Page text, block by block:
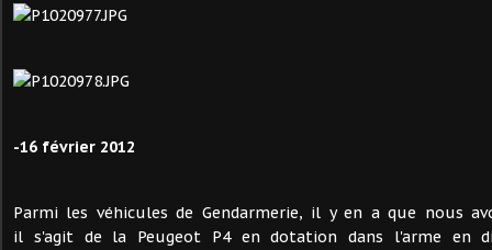
-16 février 2012
Parmi les véhicules de Gendarmerie, il y en a que nous
il s'agit de la Peugeot P4 en dotation dans l'arme en